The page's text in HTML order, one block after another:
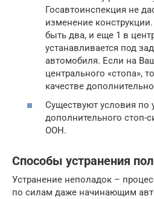
Госавтоинспекция не
изменение
быть два, и еще 1 в
устанавливается под
автомобиля. Если на
центрального «стопа»,
качестве
Существуют условия по
дополнительного стоп-
ООН.
Способы устранения
Устранение неполадок –
по силам даже начинающим